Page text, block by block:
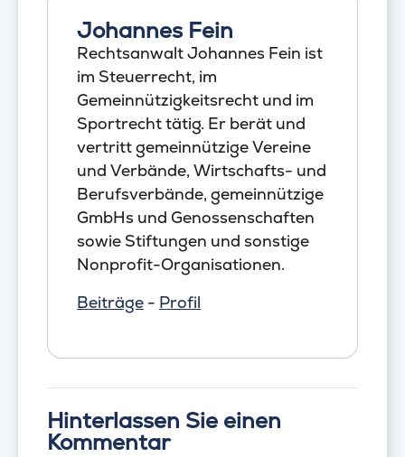
Johannes Fein
Rechtsanwalt Johannes Fein ist
im Steuerrecht, im
Gemeinnützigkeitsrecht und im
Sportrecht tätig. Er berät und
vertritt gemeinnützige Vereine
und Verbände, Wirtschafts- und
Berufsverbände, gemeinnützige
GmbHs und Genossenschaften
sowie Stiftungen und sonstige
Nonprofit-Organisationen.
Beiträge - Profil
Hinterlassen Sie einen
Kommentar